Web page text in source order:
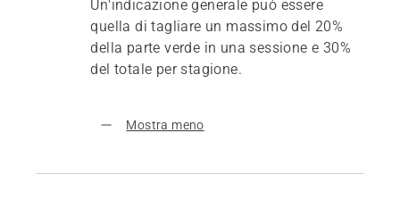
Un'indicazione generale può essere
quella di tagliare un massimo del 20%
della parte verde in una sessione e 30%
del totale per stagione.
Mostra meno